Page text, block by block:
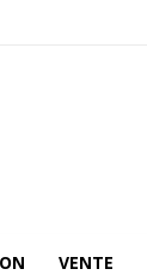
VENTE